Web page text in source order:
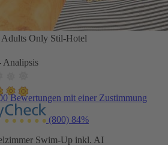
Only Stil-Hotel
Analipsis
Bewertungen mit einer Zustimmung
(800) 84%
Swim-Up inkl. AI